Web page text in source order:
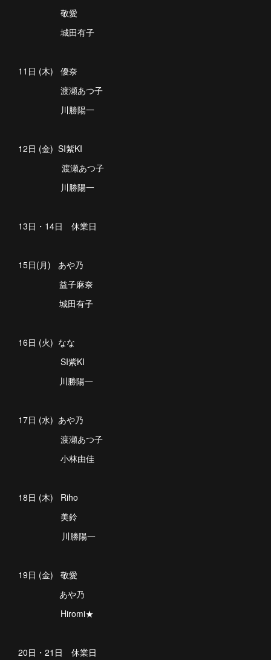
敬愛
城田有子
11日 (木) 優奈
渡瀬あつ子
川勝陽一
12日 (金) SI紫KI
渡瀬あつ子
川勝陽一
13日・14日 休業日
15日(月) あや乃
益子麻奈
城田有子
16日 (火) なな
SI紫KI
川勝陽一
17日 (水) あや乃
渡瀬あつ子
小林由佳
18日 (木) Riho
美鈴
川勝陽一
19日 (金) 敬愛
あや乃
Hiromi★
20日・21日 休業日